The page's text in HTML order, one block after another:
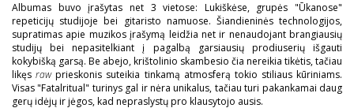
Albumas buvo įrašytas net 3 vietose: Lukiškėse, grupės "Ūkanose"
repeticijų studijoje bei gitaristo namuose. Šiandieninės technologijos,
supratimas apie muzikos įrašymą leidžia net ir nenaudojant brangiausių
studijų bei nepasitelkiant į pagalbą garsiausių prodiuserių išgauti
kokybišką garsą. Be abejo, krištolinio skambesio čia nereikia tikėtis, tačiau
likęsrawprieskonis suteikia tinkamą atmosferą tokio stiliaus kūriniams.
Visas "Fatalritual" turinys gal ir nėra unikalus, tačiau turi pakankamai daug
gerų idėjų ir jėgos, kad nepraslystų pro klausytojo ausis.